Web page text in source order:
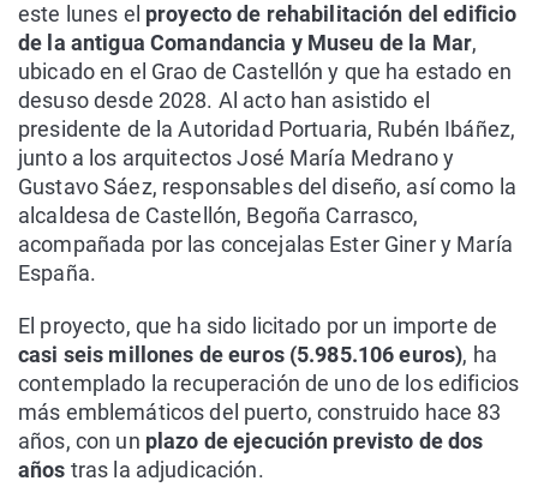
este lunes el proyecto de rehabilitación del edificio
de la antigua Comandancia y Museu de la Mar,
ubicado en el Grao de Castellón y que ha estado en
desuso desde 2028. Al acto han asistido el
presidente de la Autoridad Portuaria, Rubén Ibáñez,
junto a los arquitectos José María Medrano y
Gustavo Sáez, responsables del diseño, así como la
alcaldesa de Castellón, Begoña Carrasco,
acompañada por las concejalas Ester Giner y María
España.
El proyecto, que ha sido licitado por un importe de
casi seis millones de euros (5.985.106 euros), ha
contemplado la recuperación de uno de los edificios
más emblemáticos del puerto, construido hace 83
años, con un plazo de ejecución previsto de dos
años tras la adjudicación.